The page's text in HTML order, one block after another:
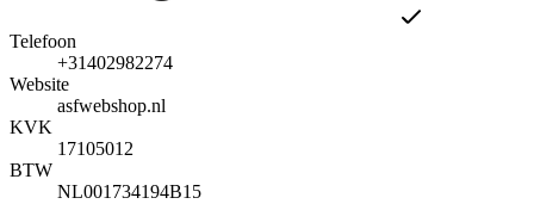
Telefoon
+31402982274
Website
asfwebshop.nl
KVK
17105012
BTW
NL001734194B15